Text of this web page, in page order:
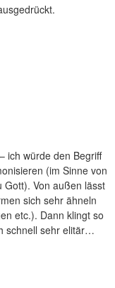
ich würde den Begriff
(im Sinne von
Gott). Von außen lässt
sich sehr ähneln
etc.). Dann klingt so
schnell sehr elitär…